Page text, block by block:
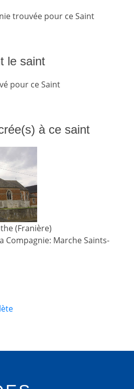
trouvée pour ce Saint
le saint
pour ce Saint
à ce saint
(Franière)
Compagnie: Marche Saints-